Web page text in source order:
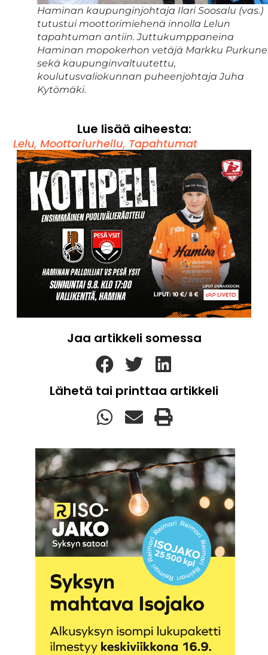
Haminan kaupunginjohtaja Ilari Soosalu (vas.)
tutustui moottorimiehenä innolla Lelun
tapahtuman antiin. Juttukumppaneina
Haminan mopokerhon vetäjä Markku
sekä kaupunginvaltuutettu,
koulutusvaliokunnan puheenjohtaja Juha
Kytömäki.
Lue lisää aiheesta:
Lelu,Moottoriurheilu, Tapahtumat
Jaa artikkeli somessa
Lähetä tai printtaa artikkeli